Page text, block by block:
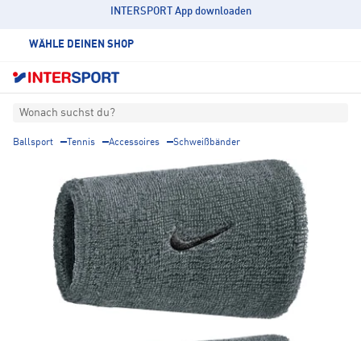
INTERSPORT App downloaden
WÄHLE DEINEN SHOP
Wonach suchst du?
Ballsport Tennis Accessoires Schweißbänder